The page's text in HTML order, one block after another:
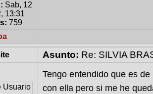
Sab, 12
13:31
759
Asunto: Re: SILVIA
Tengo entendido que es
con ella pero si me he